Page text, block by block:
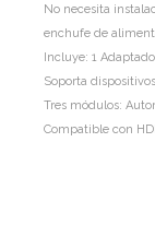
No necesita
enchufe de
Incluye: 1
Soporta
Tres módulos:
Compatible con